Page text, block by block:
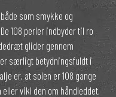
som smykke og
108 perler indbyder til ro
glider gennem
særligt betydningsfuldt i
er, at solen er 108 gange
vikl den om håndleddet,